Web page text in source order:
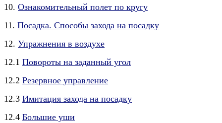
10. Ознакомительный полет по кругу
11. Посадка. Способы захода на посадку
12. Упражнения в воздухе
12.1 Повороты на заданный угол
12.2 Резервное управление
12.3 Имитация захода на посадку
12.4 Большие уши